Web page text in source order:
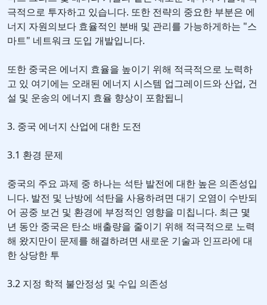
극적으로 투자하고 있습니다. 또한 전략의 중요한 부분은 에
너지 자원의보다 효율적인 분배 및 관리를 가능하게하는 "스
마트" 네트워크 도입 개발입니다.
또한 중국은 에너지 효율을 높이기 위해 적극적으로 노력하
고 있 여기에는 오래된 에너지 시스템 업그레이드와 산업, 건
설 및 운송의 에너지 효율 향상이 포함됩니
3. 중국 에너지 산업에 대한 도전
3.1 환경 문제
중국의 주요 과제 중 하나는 석탄 발전에 대한 높은 의존성입
니다. 발전 및 난방에 석탄을 사용하려면 대기 오염이 수반되
어 공중 보건 및 환경에 부정적인 영향을 미칩니다. 최근 몇
년 동안 중국은 탄소 배출량을 줄이기 위해 적극적으로 노력
해 왔지만이 문제를 해결하려면 새로운 기술과 인프라에 대
한 상당한 투
3.2 지정 학적 불안정성 및 수입 의존성